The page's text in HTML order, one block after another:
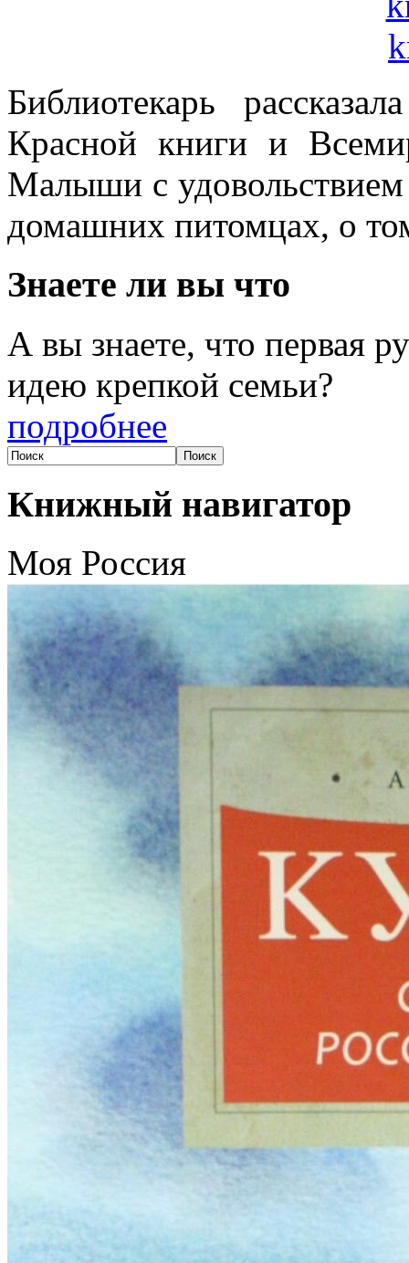
Библиотекарь
Красной книги и
Малыши с
домашних питомцах, о
Знаете ли вы что
А вы знаете, что первая
идею крепкой семьи?
подробнее
Книжный навигатор
Моя Россия